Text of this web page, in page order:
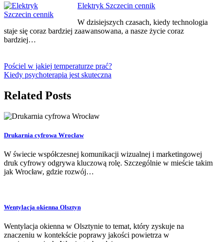
Elektryk Szczecin cennik
W dzisiejszych czasach, kiedy technologia
staje się coraz bardziej zaawansowana, a nasze życie coraz
bardziej…
Pościel w jakiej temperaturze prać?
Kiedy psychoterapia jest skuteczna
Related Posts
Drukarnia cyfrowa Wrocław
W świecie współczesnej komunikacji wizualnej i marketingowej
druk cyfrowy odgrywa kluczową rolę. Szczególnie w mieście takim
jak Wrocław, gdzie rozwój…
Wentylacja okienna Olsztyn
Wentylacja okienna w Olsztynie to temat, który zyskuje na
znaczeniu w kontekście poprawy jakości powietrza w